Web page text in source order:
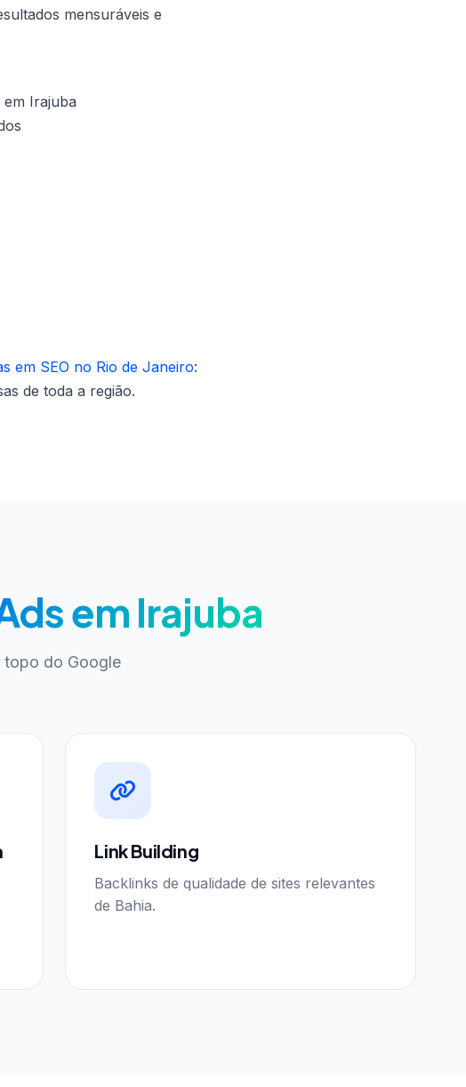
mensuráveis e
Irajuba
em SEO no Rio de Janeiro:
de toda a região.
em Irajuba
topo do Google
Link Building
Backlinks de qualidade de sites relevantes
de Bahia.